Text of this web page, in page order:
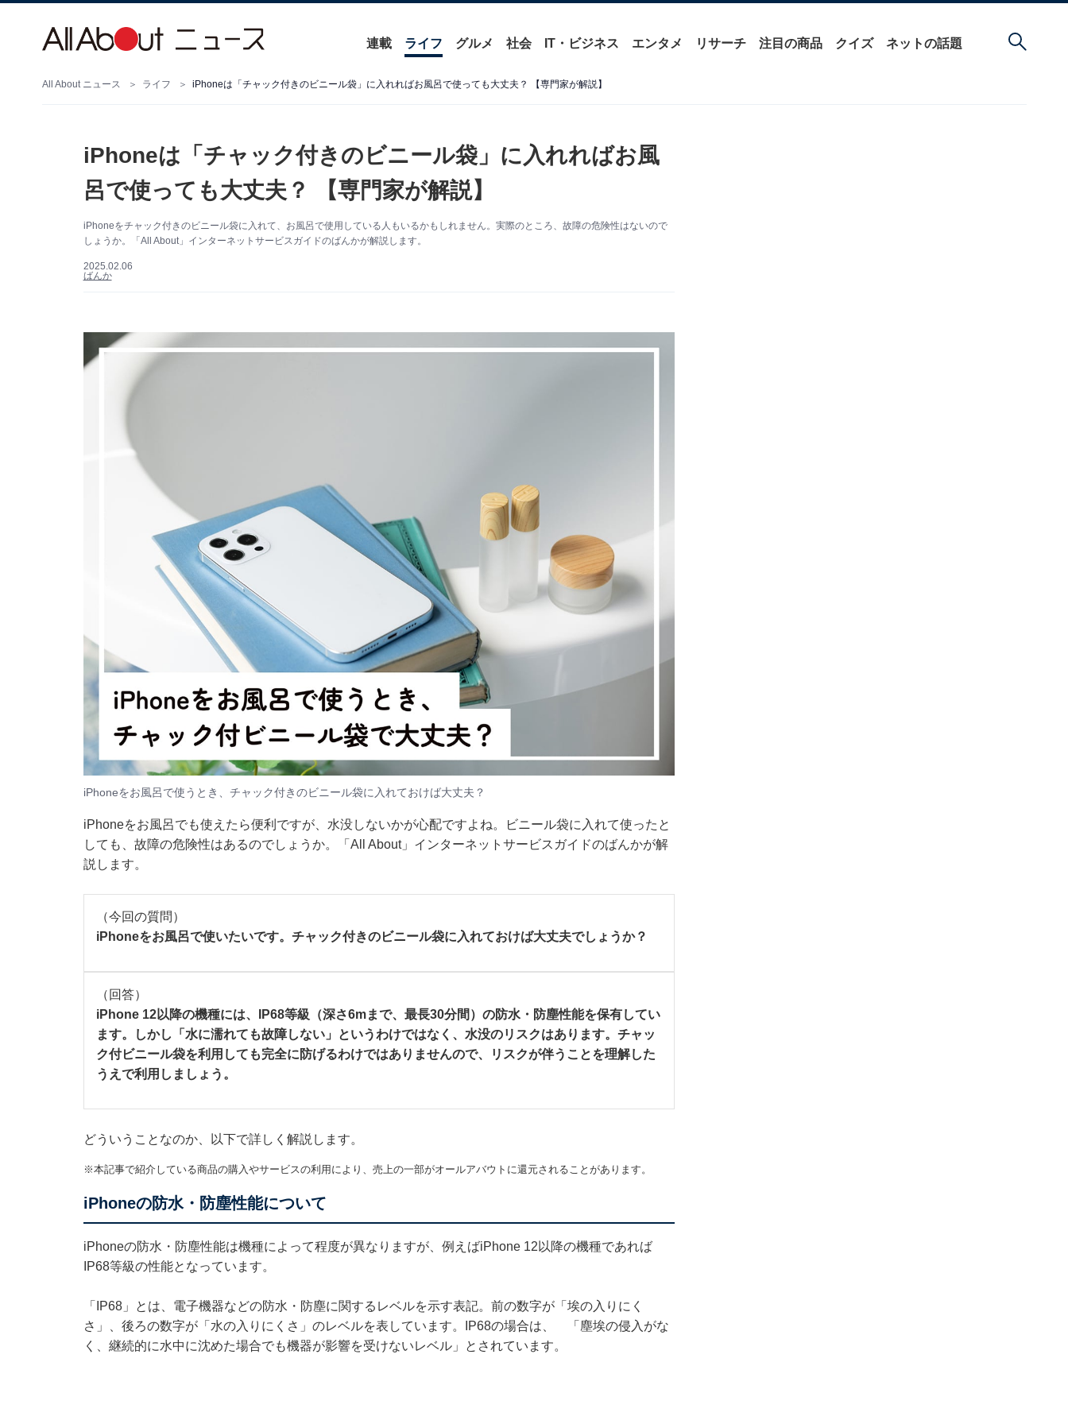
連載 ライフ グルメ 社会 IT・ビジネス エンタメ リサーチ 注目の商品 クイズ ネットの話題
All About ニュース ライフ iPhoneは「チャック付きのビニール袋」に入れればお風呂で使っても大丈夫？ 【専門家が解説】
iPhoneは「チャック付きのビニール袋」に入れればお風
呂で使っても大丈夫？ 【専門家が解説】
iPhoneをチャック付きのビニール袋に入れて、お風呂で使用している人もいるかもしれません。実際のところ、故障の危険性はないので
しょうか。「All About」インターネットサービスガイドのばんかが解説します。
2025.02.06
ばんか
iPhoneをお風呂で使うとき、チャック付きのビニール袋に入れておけば大丈夫？
iPhoneをお風呂でも使えたら便利ですが、水没しないかが心配ですよね。ビニール袋に入れて使ったと
しても、故障の危険性はあるのでしょうか。「All About」インターネットサービスガイドのばんかが解
説します。
（今回の質問）
iPhoneをお風呂で使いたいです。チャック付きのビニール袋に入れておけば大丈夫でしょうか？
（回答）
iPhone 12以降の機種には、IP68等級（深さ6mまで、最長30分間）の防水・防塵性能を保有してい
ます。しかし「水に濡れても故障しない」というわけではなく、水没のリスクはあります。チャッ
ク付ビニール袋を利用しても完全に防げるわけではありませんので、リスクが伴うことを理解した
うえで利用しましょう。
どういうことなのか、以下で詳しく解説します。
※本記事で紹介している商品の購入やサービスの利用により、売上の一部がオールアバウトに還元されることがあります。
iPhoneの防水・防塵性能について
iPhoneの防水・防塵性能は機種によって程度が異なりますが、例えばiPhone 12以降の機種であれば
IP68等級の性能となっています。
「IP68」とは、電子機器などの防水・防塵に関するレベルを示す表記。前の数字が「埃の入りにく
さ」、後ろの数字が「水の入りにくさ」のレベルを表しています。IP68の場合は、 「塵埃の侵入がな
く、継続的に水中に沈めた場合でも機器が影響を受けないレベル」とされています。